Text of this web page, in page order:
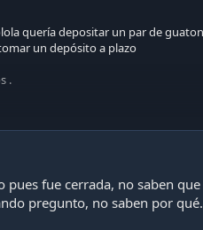
quería depositar un par de
un depósito a plazo
.
fue cerrada, no saben que
pregunto, no saben por